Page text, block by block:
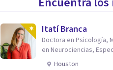
Itatí Branca
Doctora en Psicología,
en Neurociencias,
ansiedad y mindfulness
Houston